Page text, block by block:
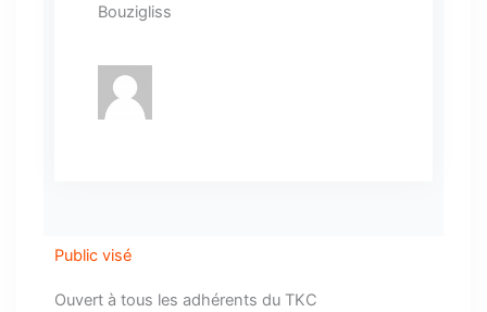
Bouzigliss
Public visé
Ouvert à tous les adhérents du TKC